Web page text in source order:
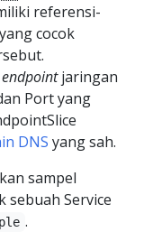
referensi-
cocok
endpointjaringan
Port yang
DNS yang sah.
sampel
sebuah Service
.